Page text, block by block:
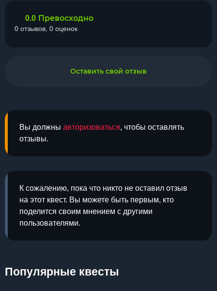
Вы должны авторизоваться, чтобы оставлять
отзывы.
К сожалению, пока что никто не оставил отзыв
на этот квест. Вы можете быть первым, кто
поделится своим мнением с другими
пользователями.
0.0 Превосходно
0 отзывов, 0 оценок
Оставить свой отзыв
Популярные квесты